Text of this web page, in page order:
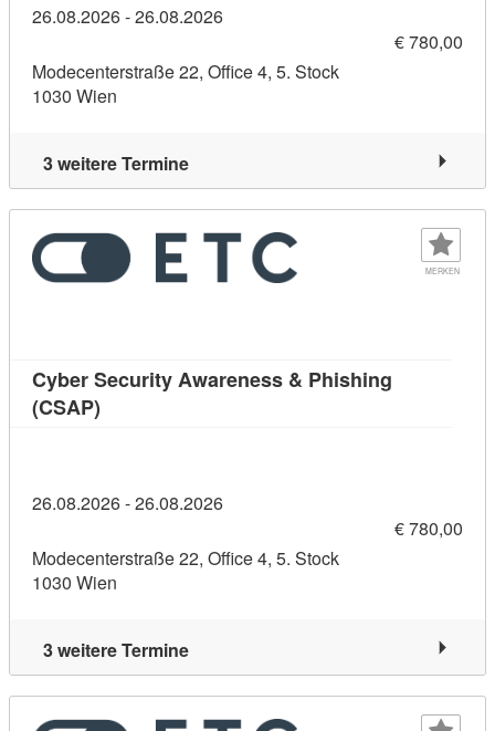
26.08.2026 - 26.08.2026
€ 780,00
Modecenterstraße 22, Office 4, 5. Stock
1030 Wien
3 weitere Termine
MERKEN
Cyber Security Awareness & Phishing
(CSAP)
26.08.2026 - 26.08.2026
€ 780,00
Modecenterstraße 22, Office 4, 5. Stock
1030 Wien
3 weitere Termine